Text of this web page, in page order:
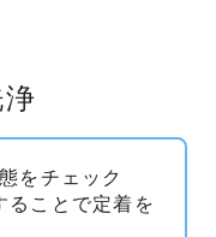
をチェック
ることで定着を